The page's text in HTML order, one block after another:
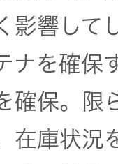
影響して
ナを確保
確保。限
在庫状況